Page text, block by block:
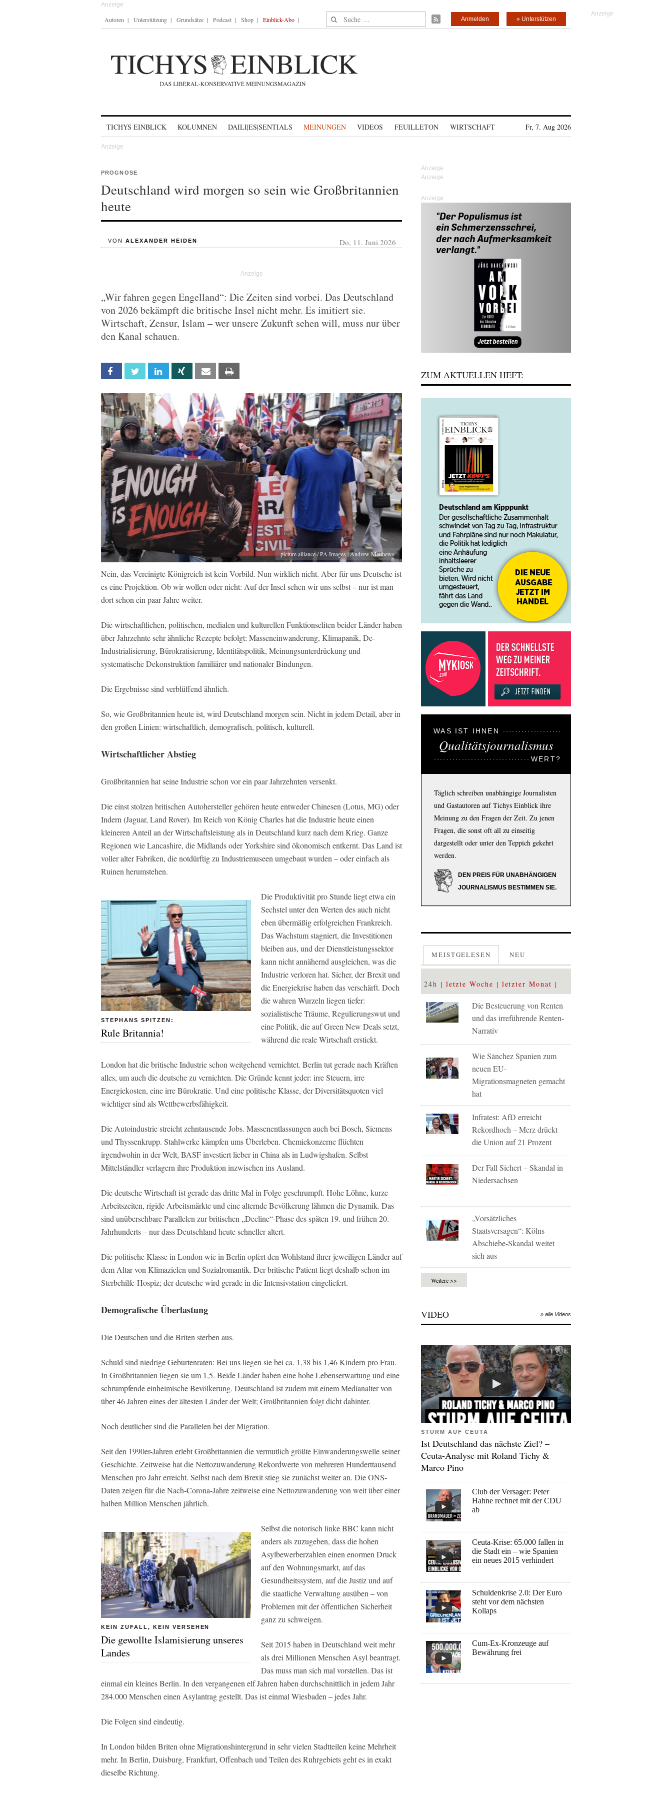
Autoren Unterstützung Grundsätze Podcast Shop Einblick-Abo Suche nach: » Unterstützen
Anmelden
TICHYS EINBLICK KOLUMNEN DAILI|ES|SENTIALS MEINUNGEN VIDEOS FEUILLETON WIRTSCHAFT Fr, 7. Aug 2026
PROGNOSE
Deutschland wird morgen so sein wie Großbritannien
heute
VON ALEXANDER HEIDEN Do, 11. Juni 2026
„Wir fahren gegen Engelland“: Die Zeiten sind vorbei. Das Deutschland
von 2026 bekämpft die britische Insel nicht mehr. Es imitiert sie.
Wirtschaft, Zensur, Islam – wer unsere Zukunft sehen will, muss nur über
den Kanal schauen.
Facebook Twitter Linkedin Xing Email
picture alliance / PA Images | Andrew Matthews
Nein, das Vereinigte Königreich ist kein Vorbild. Nun wirklich nicht. Aber für uns Deutsche ist
es eine Projektion. Ob wir wollen oder nicht: Auf der Insel sehen wir uns selbst – nur ist man
dort schon ein paar Jahre weiter.
Die wirtschaftlichen, politischen, medialen und kulturellen Funktionseliten beider Länder haben
über Jahrzehnte sehr ähnliche Rezepte befolgt: Masseneinwanderung, Klimapanik, De-
Industrialisierung, Bürokratisierung, Identitätspolitik, Meinungsunterdrückung und
systematische Dekonstruktion familiärer und nationaler Bindungen.
Die Ergebnisse sind verblüffend ähnlich.
So, wie Großbritannien heute ist, wird Deutschland morgen sein. Nicht in jedem Detail, aber in
den großen Linien: wirtschaftlich, demografisch, politisch, kulturell.
Wirtschaftlicher Abstieg
Großbritannien hat seine Industrie schon vor ein paar Jahrzehnten versenkt.
Die einst stolzen britischen Autohersteller gehören heute entweder Chinesen (Lotus, MG) oder
Indern (Jaguar, Land Rover). Im Reich von König Charles hat die Industrie heute einen
kleineren Anteil an der Wirtschaftsleistung als in Deutschland kurz nach dem Krieg. Ganze
Regionen wie Lancashire, die Midlands oder Yorkshire sind ökonomisch entkernt. Das Land ist
voller alter Fabriken, die notdürftig zu Industriemuseen umgebaut wurden – oder einfach als
Ruinen herumstehen.
STEPHANS SPITZEN:
Rule Britannia!
Die Produktivität pro Stunde liegt etwa ein
Sechstel unter den Werten des auch nicht
eben übermäßig erfolgreichen Frankreich.
Das Wachstum stagniert, die Investitionen
bleiben aus, und der Dienstleistungssektor
kann nicht annähernd ausgleichen, was die
Industrie verloren hat. Sicher, der Brexit und
die Energiekrise haben das verschärft. Doch
die wahren Wurzeln liegen tiefer:
sozialistische Träume, Regulierungswut und
eine Politik, die auf Green New Deals setzt,
während die reale Wirtschaft erstickt.
London hat die britische Industrie schon weitgehend vernichtet. Berlin tut gerade nach Kräften
alles, um auch die deutsche zu vernichten. Die Gründe kennt jeder: irre Steuern, irre
Energiekosten, eine irre Bürokratie. Und eine politische Klasse, der Diversitätsquoten viel
wichtiger sind als Wettbewerbsfähigkeit.
Die Autoindustrie streicht zehntausende Jobs. Massenentlassungen auch bei Bosch, Siemens
und Thyssenkrupp. Stahlwerke kämpfen ums Überleben. Chemiekonzerne flüchten
irgendwohin in der Welt, BASF investiert lieber in China als in Ludwigshafen. Selbst
Mittelständler verlagern ihre Produktion inzwischen ins Ausland.
Die deutsche Wirtschaft ist gerade das dritte Mal in Folge geschrumpft. Hohe Löhne, kurze
Arbeitszeiten, rigide Arbeitsmärkte und eine alternde Bevölkerung lähmen die Dynamik. Das
sind unübersehbare Parallelen zur britischen „Decline“-Phase des späten 19. und frühen 20.
Jahrhunderts – nur dass Deutschland heute schneller altert.
Die politische Klasse in London wie in Berlin opfert den Wohlstand ihrer jeweiligen Länder auf
dem Altar von Klimazielen und Sozialromantik. Der britische Patient liegt deshalb schon im
Sterbehilfe-Hospiz; der deutsche wird gerade in die Intensivstation eingeliefert.
Demografische Überlastung
Die Deutschen und die Briten sterben aus.
Schuld sind niedrige Geburtenraten: Bei uns liegen sie bei ca. 1,38 bis 1,46 Kindern pro Frau.
In Großbritannien liegen sie um 1,5. Beide Länder haben eine hohe Lebenserwartung und eine
schrumpfende einheimische Bevölkerung. Deutschland ist zudem mit einem Medianalter von
über 46 Jahren eines der ältesten Länder der Welt; Großbritannien folgt dicht dahinter.
Noch deutlicher sind die Parallelen bei der Migration.
Seit den 1990er-Jahren erlebt Großbritannien die vermutlich größte Einwanderungswelle seiner
Geschichte. Zeitweise hat die Nettozuwanderung Rekordwerte von mehreren Hunderttausend
Menschen pro Jahr erreicht. Selbst nach dem Brexit stieg sie zunächst weiter an. Die ONS-
Daten zeigen für die Nach-Corona-Jahre zeitweise eine Nettozuwanderung von weit über einer
halben Million Menschen jährlich.
KEIN ZUFALL, KEIN VERSEHEN
Die gewollte Islamisierung unseres
Landes
Selbst die notorisch linke BBC kann nicht
anders als zuzugeben, dass die hohen
Asylbewerberzahlen einen enormen Druck
auf den Wohnungsmarkt, auf das
Gesundheitssystem, auf die Justiz und auf
die staatliche Verwaltung ausüben – von
Problemen mit der öffentlichen Sicherheit
ganz zu schweigen.
Seit 2015 haben in Deutschland weit mehr
als drei Millionen Menschen Asyl beantragt.
Das muss man sich mal vorstellen. Das ist
einmal ein kleines Berlin. In den vergangenen elf Jahren haben durchschnittlich in jedem Jahr
284.000 Menschen einen Asylantrag gestellt. Das ist einmal Wiesbaden – jedes Jahr.
Die Folgen sind eindeutig.
In London bilden Briten ohne Migrationshintergrund in sehr vielen Stadtteilen keine Mehrheit
mehr. In Berlin, Duisburg, Frankfurt, Offenbach und Teilen des Ruhrgebiets geht es in exakt
dieselbe Richtung.
Anzeige
ZUM AKTUELLEN HEFT:
WAS IST IHNEN
Qualitätsjournalismus
WERT?
Täglich schreiben unabhängige Journalisten
und Gastautoren auf Tichys Einblick ihre
Meinung zu den Fragen der Zeit. Zu jenen
Fragen, die sonst oft all zu einseitig
dargestellt oder unter den Teppich gekehrt
werden.
DEN PREIS FÜR UNABHÄNGIGEN
JOURNALISMUS BESTIMMEN SIE.
MEISTGELESEN NEU
24h letzte Woche letzter Monat
Die Besteuerung von Renten
und das irreführende Renten-
Narrativ
Wie Sánchez Spanien zum
neuen EU-
Migrationsmagneten gemacht
hat
Infratest: AfD erreicht
Rekordhoch – Merz drückt
die Union auf 21 Prozent
Der Fall Sichert – Skandal in
Niedersachsen
„Vorsätzliches
Staatsversagen“: Kölns
Abschiebe-Skandal weitet
sich aus
Weitere >>
VIDEO » alle Videos
STURM AUF CEUTA
Ist Deutschland das nächste Ziel? –
Ceuta-Analyse mit Roland Tichy &
Marco Pino
Club der Versager: Peter
Hahne rechnet mit der CDU
ab
Ceuta-Krise: 65.000 fallen in
die Stadt ein – wie Spanien
ein neues 2015 verhindert
Schuldenkrise 2.0: Der Euro
steht vor dem nächsten
Kollaps
Cum-Ex-Kronzeuge auf
Bewährung frei